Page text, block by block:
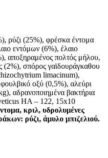
ρύζι (25%), φρέσκα έντομα
εντόμων (6%), έλαιο
αποξηραμένος πολτός μήλου,
(2%), σπόρος γαϊδουράγκαθου
limacinum),
οξύ (0,5%), αλεύρι
αδρανοποιημένα βακτήρια
HA – 122, 15x10
κριλ, υδρολυμένες
ρύζι, άμυλο μπιζελιού.